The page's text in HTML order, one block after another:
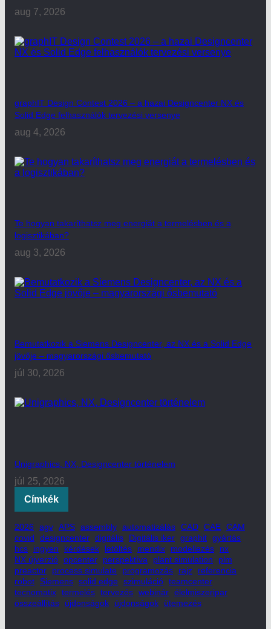
aug 7, 2026
graphIT Design Contest 2026 – a hazai Designcenter NX és
Solid Edge felhasználók tervezési versenye
aug 4, 2026
Te hogyan takaríthatsz meg energiát a termelésben és a
logisztikában?
aug 3, 2026
Bemutatkozik a Siemens Designcenter, az NX és a Solid Edge
jövője – magyarországi ősbemutató
júl 30, 2026
Unigraphics, NX, Designcenter történelem
júl 25, 2026
Címkék
2026 agv APS assembly automatizálás CAD CAE CAM
covid
designcenter digitális Digitális iker graphit gyártás
hcs
ingyen kérdések letöltés mendix modellezés
nx
NX újverzió opcenter perspektíva plant simulation
plm
preactor
process simulate programozás rajz
referencia
robot
Siemens solid edge szimuláció teamcenter
tecnomatix termelés tervezés webinár élelmiszeripar
összeállítás
újdonságok újdonságok ütemezés